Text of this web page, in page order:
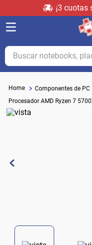
¡3 cuotas
Buscar notebooks,
Componentes de PC
Procesador AMD Ryzen 7